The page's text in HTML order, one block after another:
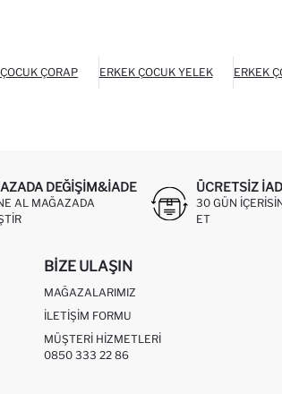
ÇORAP ERKEK ÇOCUK YELEK ERKEK
DEĞIŞIM&İADE
AL MAĞAZADA
ÜCRETSIZ
30 GÜN
ET
BIZE ULAŞIN
MAĞAZALARIMIZ
İLETIŞIM FORMU
MÜŞTERI HIZMETLERI
0850 333 22 86